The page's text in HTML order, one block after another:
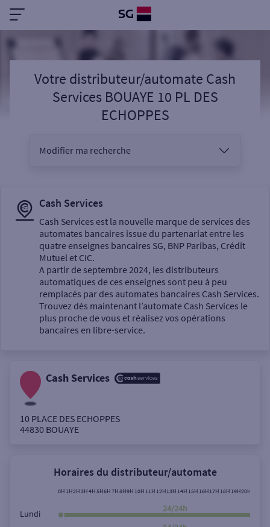
Votre distributeur/automate Cash
Services BOUAYE 10 PL DES
ECHOPPES
Modifier ma recherche
Sélectionnez votre recherche
Un service
Autour de moi
Rue
Cash Services
Cash Services est la nouvelle marque de services des
automates bancaires issue du partenariat entre les
quatre enseignes bancaires SG, BNP Paribas, Crédit
Mutuel et CIC.
A partir de septembre 2024, les distributeurs
automatiques de ces enseignes sont peu à peu
remplacés par des automates bancaires Cash Services.
Trouvez dès maintenant l’automate Cash Services le
plus proche de vous et réalisez vos opérations
bancaires en libre-service.
Cash Services
10 PLACE DES ECHOPPES
44830 BOUAYE
Horaires du distributeur/automate
0H 1H2H3H4H5H6H7H8H9H 10H 11H 12H13H 14H 15H 16H17H 18H 19H20H
Lundi
24/24h